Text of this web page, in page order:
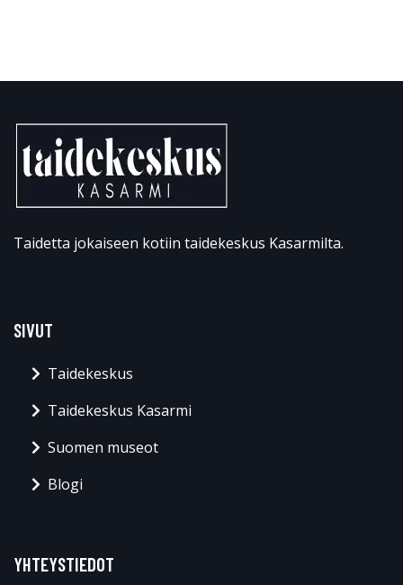
Taidetta jokaiseen kotiin taidekeskus Kasarmilta.
SIVUT
Taidekeskus
Taidekeskus Kasarmi
Suomen museot
Blogi
YHTEYSTIEDOT